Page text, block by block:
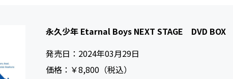
永久少年 Etarnal Boys NEXT STAGE DVD BOX
発売日： 2024年03月29日
価格： ￥8,800（税込）